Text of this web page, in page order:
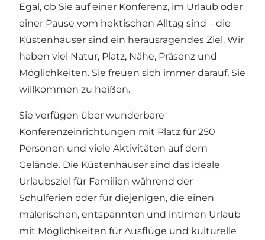
Egal, ob Sie auf einer Konferenz, im Urlaub oder
einer Pause vom hektischen Alltag sind – die
Küstenhäuser sind ein herausragendes Ziel. Wir
haben viel Natur, Platz, Nähe, Präsenz und
Möglichkeiten. Sie freuen sich immer darauf, Sie
willkommen zu heißen.
Sie verfügen über wunderbare
Konferenzeinrichtungen mit Platz für 250
Personen und viele Aktivitäten auf dem
Gelände. Die Küstenhäuser sind das ideale
Urlaubsziel für Familien während der
Schulferien oder für diejenigen, die einen
malerischen, entspannten und intimen Urlaub
mit Möglichkeiten für Ausflüge und kulturelle